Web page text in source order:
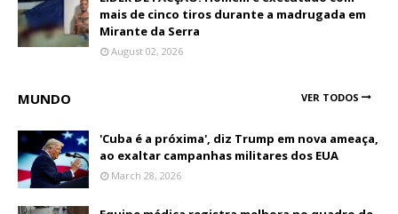
mais de cinco tiros durante a madrugada em
Mirante da Serra
August 02, 2026
MUNDO VER TODOS
'Cuba é a próxima', diz Trump em nova ameaça,
ao exaltar campanhas militares dos EUA
March 28, 2026